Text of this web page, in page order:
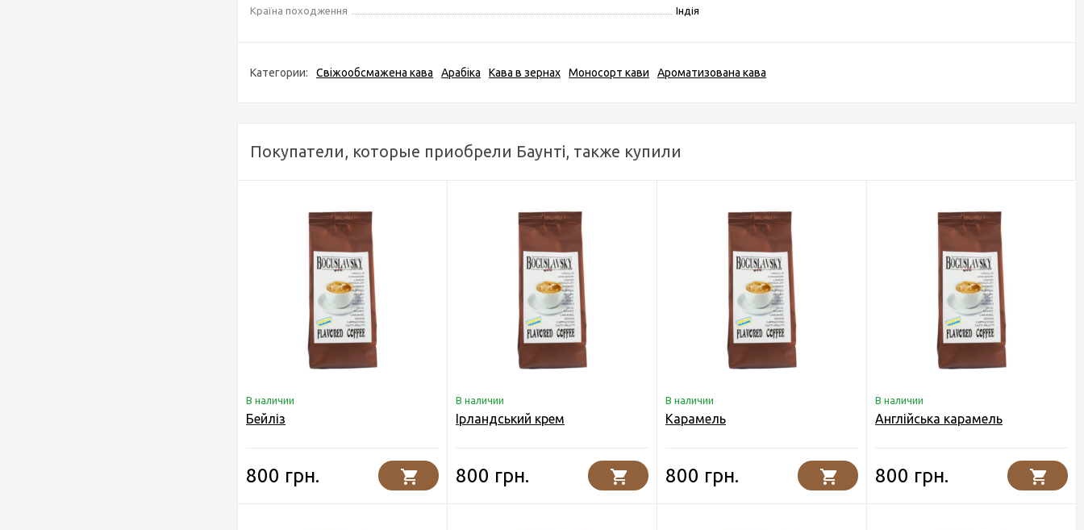
Країна походження
Індія
Категории: Свіжообсмажена кава Арабіка Кава в зернах Моносорт кави Ароматизована кава
Покупатели, которые приобрели Баунті, также купили
В наличии
Бейліз
800 грн.
В наличии
Ірландський крем
800 грн.
В наличии
Карамель
800 грн.
В наличии
Англійська карамель
800 грн.